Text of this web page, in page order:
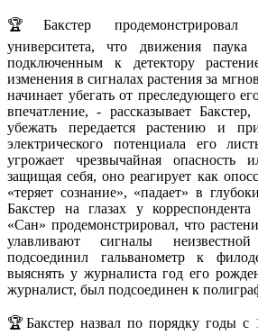
🏆Бакстер продемонстрировал
университета, что движения
подключенным к детектору
изменения в сигналах растения за
начинает убегать от преследующего
впечатление, - рассказывает
убежать передается растению и
электрического потенциала его
угрожает чрезвычайная опасность
защищая себя, оно реагирует как
«теряет сознание», «падает» в
Бакстер на глазах у корреспондента
«Сан» продемонстрировал, что
улавливают сигналы
подсоединил гальванометр к
выяснять у журналиста год его
журналист, был подсоединен к
🏆Бакстер назвал по порядку годы